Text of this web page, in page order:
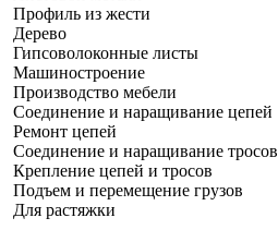
Профиль из жести
Дерево
Гипсоволоконные листы
Машиностроение
Производство мебели
Соединение и наращивание цепей
Ремонт цепей
Соединение и наращивание тросов
Крепление цепей и тросов
Подъем и перемещение грузов
Для растяжки